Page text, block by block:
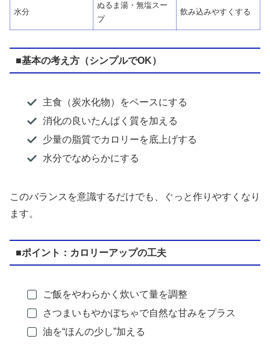
水分
ぬるま湯・無塩スー
プ
飲み込みやすくする
■基本の考え方（シンプルでOK）
主食（炭水化物）をベースにする
消化の良いたんぱく質を加える
少量の脂質でカロリーを底上げする
水分でなめらかにする
このバランスを意識するだけでも、ぐっと作りやすくなり
ます。
■ポイント：カロリーアップの工夫
ご飯をやわらかく炊いて量を調整
さつまいもやかぼちゃで自然な甘みをプラス
油を“ほんの少し”加える